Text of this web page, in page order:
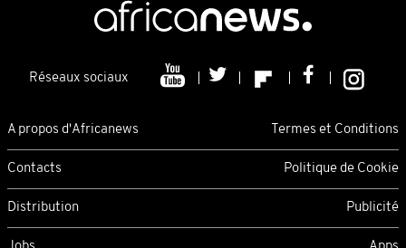
Réseaux sociaux
A propos d'Africanews Termes et Conditions
Contacts Politique de Cookie
Distribution Publicité